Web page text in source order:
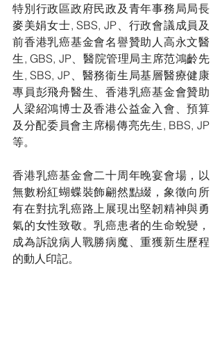
特別行政區政府民政及青年事務局局長
麥美娟女士, SBS, JP、行政會議成員及
前香港乳癌基金會名譽贊助人高永文醫
生, GBS, JP、醫院管理局主席范鴻齡先
生, SBS, JP、醫務衞生局基層醫療健康
專員彭飛舟醫生、香港乳癌基金會贊助
人梁紹鴻博士及香港公益金入會、預算
及分配委員會主席楊傳亮先生, BBS, JP
等。
香港乳癌基金會二十周年晚宴會場，以
無數粉紅蝴蝶裝飾翩然點綴，象徵向所
有在對抗乳癌路上展現出堅韌精神與勇
氣的女性致敬。乳癌患者的生命蛻變，
成為訴說病人戰勝病魔、重獲新生歷程
的動人印記。